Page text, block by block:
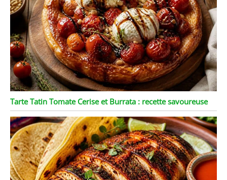
Tarte Tatin Tomate Cerise et Burrata : recette savoureuse